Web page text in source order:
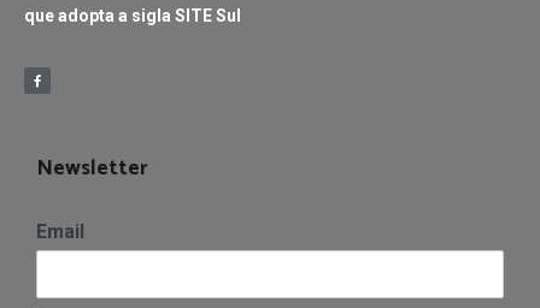
que adopta a sigla SITE Sul
Newsletter
Email